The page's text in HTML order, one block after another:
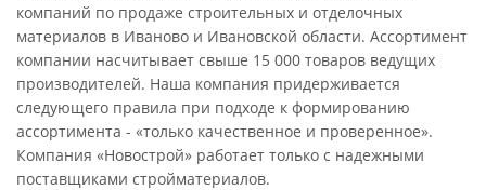
компаний по продаже строительных и отделочных
материалов в Иваново и Ивановской области. Ассортимент
компании насчитывает свыше 15 000 товаров ведущих
производителей. Наша компания придерживается
следующего правила при подходе к формированию
ассортимента - «только качественное и проверенное».
Компания «Новострой» работает только с надежными
поставщиками стройматериалов.